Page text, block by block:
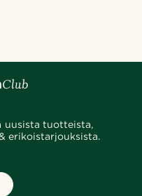
uusista tuotteista,
erikoistarjouksista.